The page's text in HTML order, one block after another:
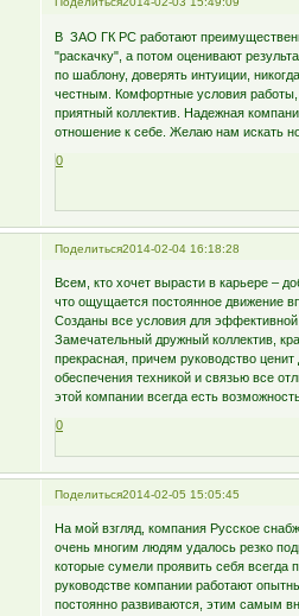
В ЗАО ГК РС работают
"раскачку", а потом оценивают
по шаблону, доверять интуиции,
честным. Комфортные условия работы,
приятный коллектив. Надежная
отношение к себе. Желаю нам искать
0
Поделиться2014-02-04 16:18:28
Всем, кто хочет вырасти в карьере –
что ощущается постоянное движение
Созданы все условия для
Замечательный дружный коллектив,
прекрасная, причем руководство
обеспечения техникой и связью все
этой компании всегда есть
0
Поделиться2014-02-05 15:05:45
На мой взгляд, компания Русское
очень многим людям удалось резко
которые сумели проявить себя всегда
руководстве компании работают
постоянно развиваются, этим самым